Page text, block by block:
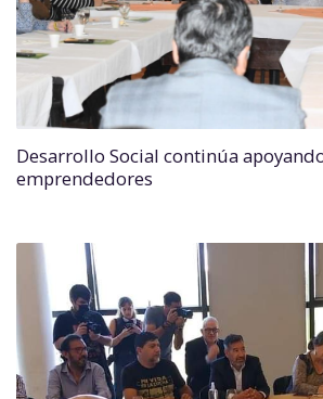
Desarrollo Social continúa
emprendedores